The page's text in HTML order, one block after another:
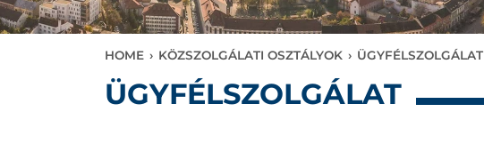
HOME › KÖZSZOLGÁLATI OSZTÁLYOK › ÜGYFÉLSZOLGÁLAT
ÜGYFÉLSZOLGÁLAT